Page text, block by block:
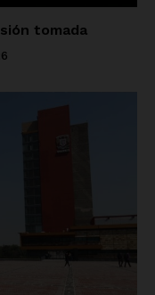
tomada